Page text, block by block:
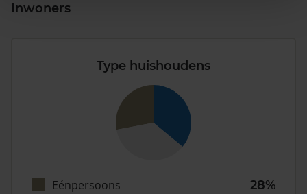
Inwoners
Type huishoudens
Eénpersoons
28%